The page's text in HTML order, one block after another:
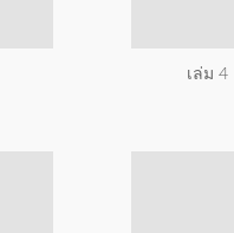
เล่ม 4